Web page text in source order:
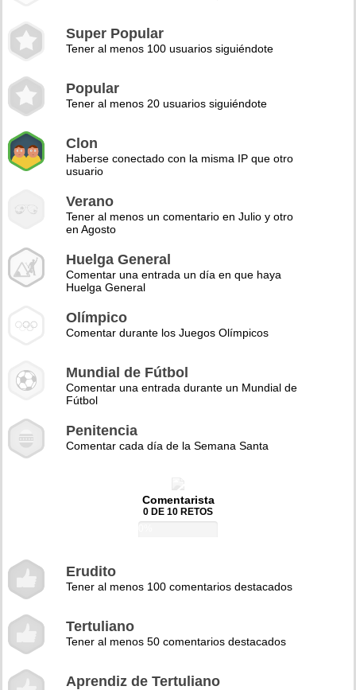
Super Popular
Tener al menos 100 usuarios siguiéndote
Popular
Tener al menos 20 usuarios siguiéndote
Clon
Haberse conectado con la misma IP que otro
usuario
Verano
Tener al menos un comentario en Julio y otro
en Agosto
Huelga General
Comentar una entrada un día en que haya
Huelga General
Olímpico
Comentar durante los Juegos Olímpicos
Mundial de Fútbol
Comentar una entrada durante un Mundial de
Fútbol
Penitencia
Comentar cada día de la Semana Santa
Comentarista
0 DE 10 RETOS
Erudito
Tener al menos 100 comentarios destacados
Tertuliano
Tener al menos 50 comentarios destacados
Aprendiz de Tertuliano